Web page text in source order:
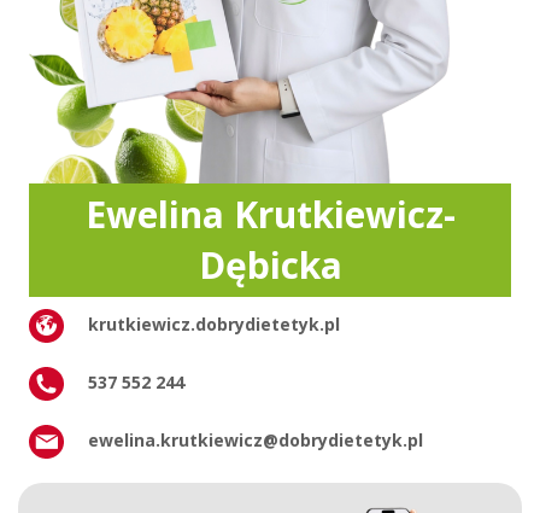
Ewelina Krutkiewicz-
Dębicka
krutkiewicz.dobrydietetyk.pl
537 552 244
ewelina.krutkiewicz@dobrydietetyk.pl